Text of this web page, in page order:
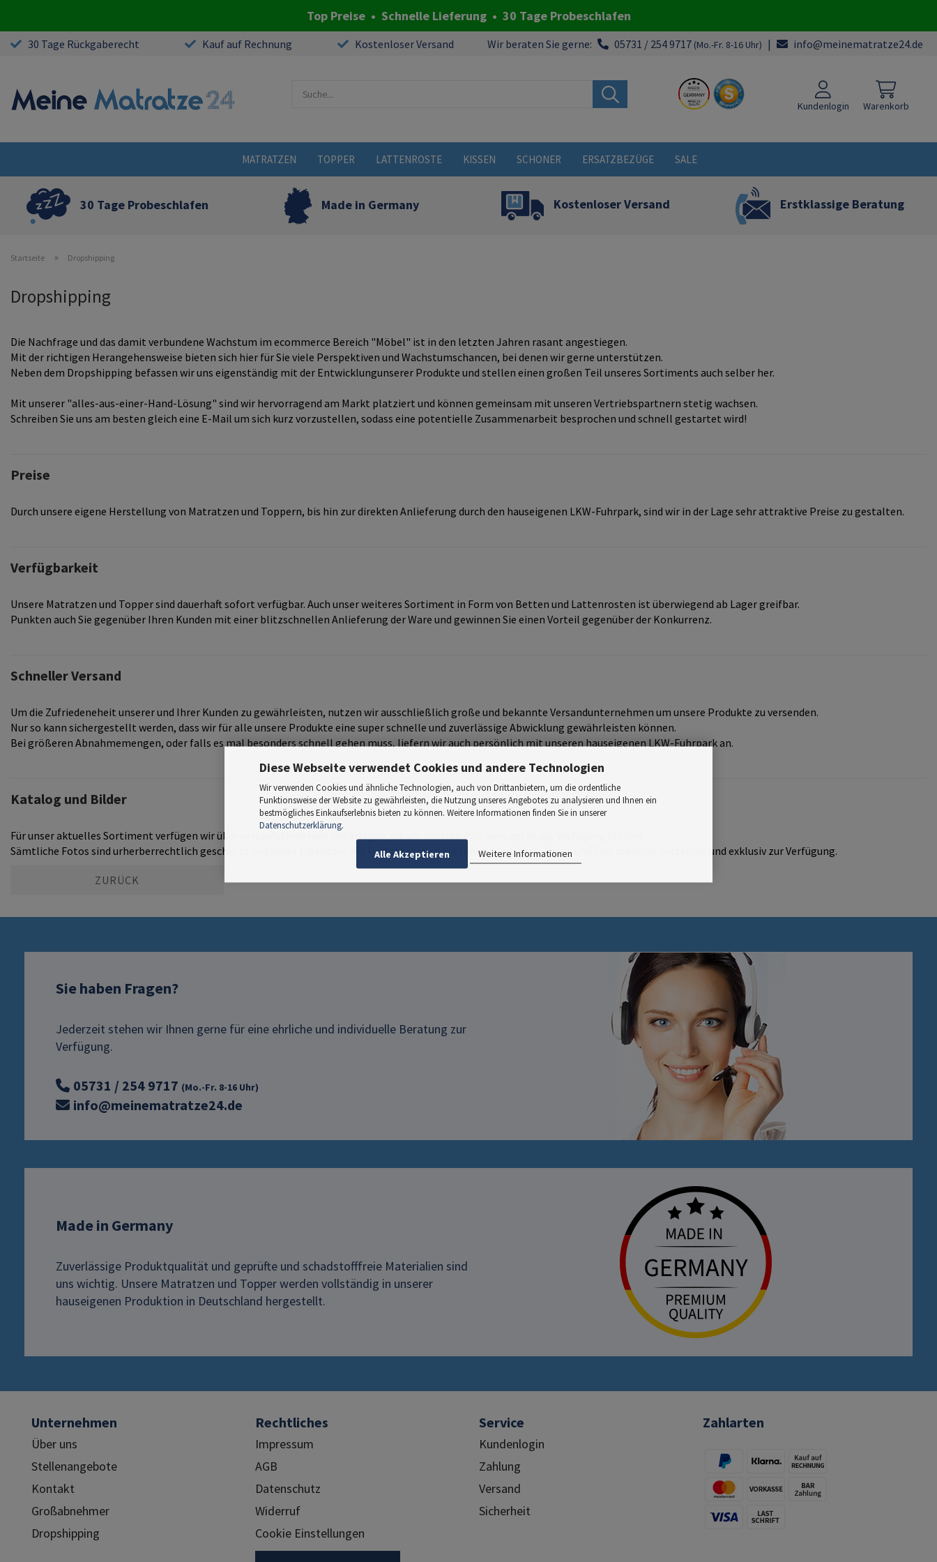
Diese Webseite verwendet Cookies und andere Technologien
Wir verwenden Cookies und ähnliche Technologien, auch von Drittanbietern, um die ordentliche
Funktionsweise der Website zu gewährleisten, die Nutzung unseres Angebotes zu analysieren und Ihnen ein
bestmögliches Einkaufserlebnis bieten zu können. Weitere Informationen finden Sie in unserer
Datenschutzerklärung.
Alle Akzeptieren Weitere Informationen
Kundenlogin Warenkorb
MATRATZEN TOPPER LATTENROSTE KISSEN SCHONER ERSATZBEZÜGE SALE
Top Preise • Schnelle Lieferung • 30 Tage Probeschlafen
30 Tage Rückgaberecht Kauf auf Rechnung Kostenloser Versand Wir beraten Sie gerne: 05731 / 254 9717 (Mo.-Fr. 8-16 Uhr) | info@meinematratze24.de
30 Tage Probeschlafen Made in Germany Kostenloser Versand Erstklassige Beratung
Startseite » Dropshipping
Dropshipping
Die Nachfrage und das damit verbundene Wachstum im ecommerce Bereich "Möbel" ist in den letzten Jahren rasant angestiegen.
Mit der richtigen Herangehensweise bieten sich hier für Sie viele Perspektiven und Wachstumschancen, bei denen wir gerne unterstützen.
Neben dem Dropshipping befassen wir uns eigenständig mit der Entwicklungunserer Produkte und stellen einen großen Teil unseres Sortiments auch selber her.
Mit unserer "alles-aus-einer-Hand-Lösung" sind wir hervorragend am Markt platziert und können gemeinsam mit unseren Vertriebspartnern stetig wachsen.
Schreiben Sie uns am besten gleich eine E-Mail um sich kurz vorzustellen, sodass eine potentielle Zusammenarbeit besprochen und schnell gestartet wird!
Preise
Durch unsere eigene Herstellung von Matratzen und Toppern, bis hin zur direkten Anlieferung durch den hauseigenen LKW-Fuhrpark, sind wir in der Lage sehr attraktive Preise zu gestalten.
Verfügbarkeit
Unsere Matratzen und Topper sind dauerhaft sofort verfügbar. Auch unser weiteres Sortiment in Form von Betten und Lattenrosten ist überwiegend ab Lager greifbar.
Punkten auch Sie gegenüber Ihren Kunden mit einer blitzschnellen Anlieferung der Ware und gewinnen Sie einen Vorteil gegenüber der Konkurrenz.
Schneller Versand
Um die Zufriedeneheit unserer und Ihrer Kunden zu gewährleisten, nutzen wir ausschließlich große und bekannte Versandunternehmen um unsere Produkte zu versenden.
Nur so kann sichergestellt werden, dass wir für alle unsere Produkte eine super schnelle und zuverlässige Abwicklung gewährleisten können.
Bei größeren Abnahmemengen, oder falls es mal besonders schnell gehen muss, liefern wir auch persönlich mit unseren hauseigenen LKW-Fuhrpark an.
Katalog und Bilder
Für unser aktuelles Sortiment verfügen wir über verkaufsfördernde Unterlagen, die wir unseren Partnern gerne zur Verfügung stellen.
Sämtliche Fotos sind urherberrechtlich geschützt und unser Eigentum. Als Partner stellen wir Ihnen sämtliches Foto- und Textmaterial kostenlos und exklusiv zur Verfügung.
ZURÜCK
Sie haben Fragen?
Jederzeit stehen wir Ihnen gerne für eine ehrliche und individuelle Beratung zur
Verfügung.
05731 / 254 9717 (Mo.-Fr. 8-16 Uhr)
info@meinematratze24.de
Made in Germany
Zuverlässige Produktqualität und geprüfte und schadstofffreie Materialien sind
uns wichtig. Unsere Matratzen und Topper werden vollständig in unserer
hauseigenen Produktion in Deutschland hergestellt.
Unternehmen
Über uns
Stellenangebote
Kontakt
Großabnehmer
Dropshipping
Rechtliches
Impressum
AGB
Datenschutz
Widerruf
Cookie Einstellungen
Service
Kundenlogin
Zahlung
Versand
Sicherheit
Zahlarten